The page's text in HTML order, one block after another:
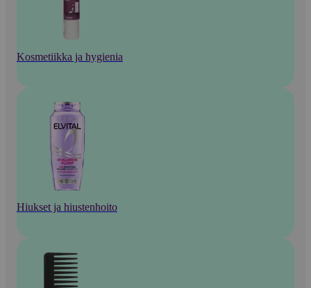
Kosmetiikka ja hygienia
Hiukset ja hiustenhoito